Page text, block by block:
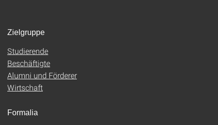
Zielgruppe
Studierende
Beschäftigte
Alumni und Förderer
Wirtschaft
Formalia